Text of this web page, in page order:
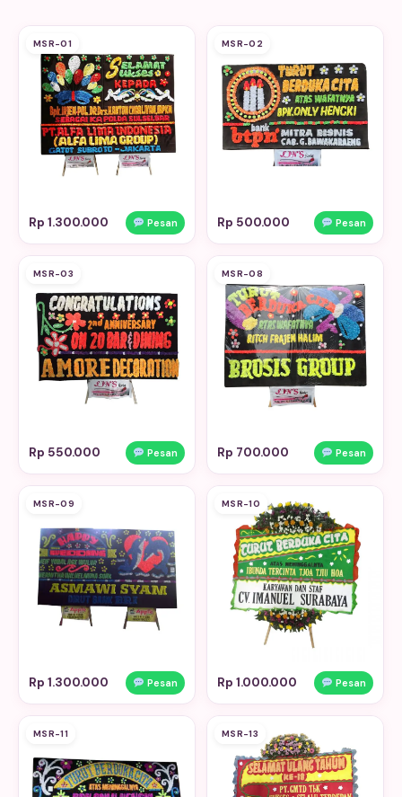
MSR-01
Rp 1.300.000 Pesan
MSR-02
Rp 500.000 Pesan
MSR-03
Rp 550.000 Pesan
MSR-08
Rp 700.000 Pesan
MSR-09
Rp 1.300.000 Pesan
MSR-10
Rp 1.000.000 Pesan
MSR-11 MSR-13